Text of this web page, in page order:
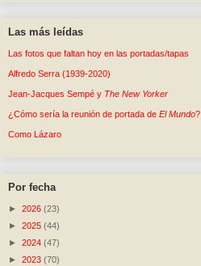
Las más leídas
Las fotos que faltan hoy en las portadas/tapas
Alfredo Serra (1939-2020)
Jean-Jacques Sempé y The New Yorker
¿Cómo sería la reunión de portada de El Mundo?
Como Lázaro
Por fecha
► 2026 (23)
► 2025 (44)
► 2024 (47)
► 2023 (70)